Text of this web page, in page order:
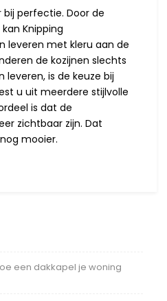
perfectie. Door de
Knipping
leveren met kleru aan de
de kozijnen slechts
is de keuze bij
u uit meerdere stijlvolle
is dat de
zichtbaar zijn. Dat
mooier.
een dakkapel je woning